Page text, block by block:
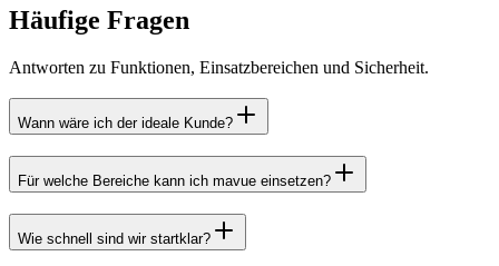
Häufige Fragen
Antworten zu Funktionen, Einsatzbereichen und Sicherheit.
Wann wäre ich der ideale Kunde?
Für welche Bereiche kann ich mavue einsetzen?
Wie schnell sind wir startklar?